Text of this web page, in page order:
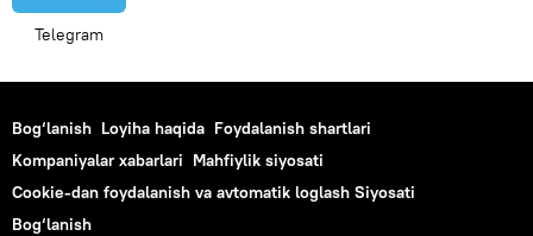
Telegram
Bog‘lanish Loyiha haqida Foydalanish shartlari
Kompaniyalar xabarlari Mahfiylik siyosati
Cookie-dan foydalanish va avtomatik loglash Siyosati
Bog‘lanish